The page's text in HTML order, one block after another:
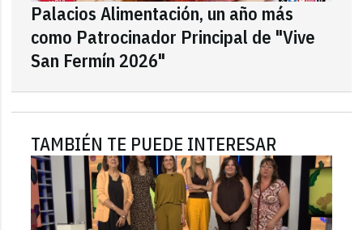
Palacios Alimentación, un año más
como Patrocinador Principal de "Vive
San Fermín 2026"
TAMBIÉN TE PUEDE INTERESAR